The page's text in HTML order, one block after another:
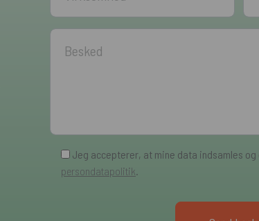
Jeg accepterer, at mine data indsamles
persondatapolitik.